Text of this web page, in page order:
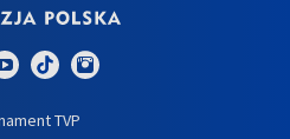
TVP